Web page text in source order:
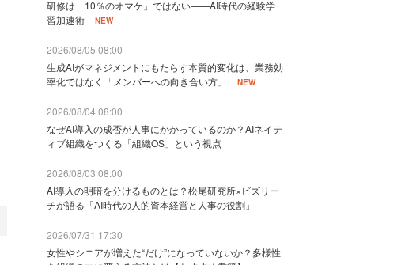
研修は「10％のオマケ」ではない——AI時代の経験学
習加速術
NEW
2026/08/05 08:00
生成AIがマネジメントにもたらす本質的変化は、業務効
率化ではなく「メンバーへの向き合い方」
NEW
2026/08/04 08:00
なぜAI導入の成否が人事にかかっているのか？AIネイテ
ィブ組織をつくる「組織OS」という視点
2026/08/03 08:00
AI導入の明暗を分けるものとは？松尾研究所×ビズリー
チが語る「AI時代の人的資本経営と人事の役割」
2026/07/31 17:30
女性やシニアが増えた“だけ”になっていないか？多様性